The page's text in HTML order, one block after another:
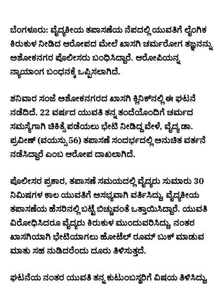
ಬೆಂಗಳೂರು: ವೈದ್ಯಕೀಯ ತಪಾಸಣೆಯ ನೆಪದಲ್ಲಿ ಯುವತಿಗೆ ಲೈಂಗಿಕ
ಕಿರುಕುಳ ನೀಡಿದ ಆರೋಪದ ಮೇಲೆ ಖಾಸಗಿ ಚರ್ಮರೋಗ ತಜ್ಞನನ್ನು
ಅಶೋಕನಗರ ಪೊಲೀಸರು ಬಂಧಿಸಿದ್ದಾರೆ. ಆರೋಪಿಯನ್ನ
ನ್ಯಾಯಾಂಗ ಬಂಧನಕ್ಕೆ ಒಪ್ಪಿಸಲಾಗಿದೆ.
ಶನಿವಾರ ಸಂಜೆ ಅಶೋಕನಗರದ ಖಾಸಗಿ ಕ್ಲಿನಿಕ್‌ನಲ್ಲಿ ಈ ಘಟನೆ
ನಡೆದಿದೆ. 22 ವರ್ಷದ ಯುವತಿ ತನ್ನ ತಂದೆಯೊಂದಿಗೆ ಚರ್ಮದ
ಸಮಸ್ಯೆಗಾಗಿ ಚಿಕಿತ್ಸೆ ಪಡೆಯಲು ಭೇಟಿ ನೀಡಿದ್ದ ವೇಳೆ, ವೈದ್ಯ ಡಾ.
ಪ್ರವೀಣ್ (ವಯಸ್ಸು 56) ತಪಾಸಣೆ ಸಂದರ್ಭದಲ್ಲಿ ಅನುಚಿತ ವರ್ತನೆ
ನಡೆಸಿದ್ದಾರೆ ಎಂಬ ಆರೋಪ ದಾಖಲಾಗಿದೆ.
ಪೊಲೀಸರ ಪ್ರಕಾರ, ತಪಾಸಣೆ ಸಮಯದಲ್ಲಿ ವೈದ್ಯರು ಸುಮಾರು 30
ನಿಮಿಷಗಳ ಕಾಲ ಯುವತಿಗೆ ಅಸಭ್ಯವಾಗಿ ವರ್ತಿಸಿದ್ದು, ವೈದ್ಯಕೀಯ
ತಪಾಸಣೆಯ ಹೆಸರಿನಲ್ಲಿ ಬಟ್ಟೆ ಬಿಚ್ಚುವಂತೆ ಒತ್ತಾಯಿಸಿದ್ದಾರೆ. ಯುವತಿ
ವಿರೋಧಿಸಿದರೂ ವೈದ್ಯರು ಕಿರುಕುಳ ಮುಂದುವರಿಸಿದ್ದು, ನಂತರ
ಖಾಸಗಿಯಾಗಿ ಭೇಟಿಯಾಗಲು ಹೋಟೆಲ್ ರೂಮ್ ಬುಕ್ ಮಾಡುವ
ಮಾತು ಸಹ ನುಡಿದರೆಂದು ದೂರು ತಿಳಿಸುತ್ತದೆ.
ಘಟನೆಯ ನಂತರ ಯುವತಿ ತನ್ನ ಕುಟುಂಬಸ್ಥರಿಗೆ ವಿಷಯ ತಿಳಿಸಿದ್ದು,